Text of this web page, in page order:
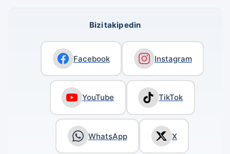
Bizi takip edin
Facebook Instagram
YouTube TikTok
WhatsApp X